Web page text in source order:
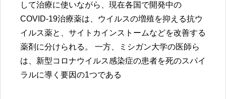
して治療に使いながら、現在各国で開発中の
COVID-19治療薬は、ウイルスの増殖を抑える抗ウ
イルス薬と、サイトカインストームなどを改善する
薬剤に分けられる。 一方、ミシガン大学の医師ら
は、新型コロナウイルス感染症の患者を死のスパイ
ラルに導く要因の1つである